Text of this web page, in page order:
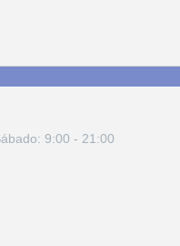
9:00 - 21:00